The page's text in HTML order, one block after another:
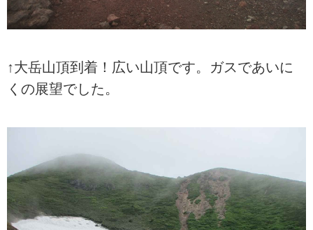
↑大岳山頂到着！広い山頂です。ガスであいに
くの展望でした。